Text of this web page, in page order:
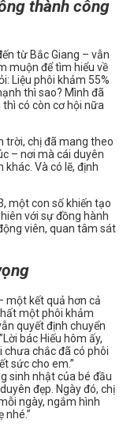
thành công
từ Bắc Giang – vẫn
muộn để tìm hiểu về
Liệu phôi khảm 55%
thì sao? Mình đã
có còn cơ hội nữa
trời, chị đã mang theo
– nơi mà cái duyên
Và có lẽ, định
một con số khiến tạo
với sự đồng hành
viên, quan tâm sát
một kết quả hơn cả
một phôi khảm
quyết định chuyển
Lời bác Hiếu hôm ấy,
chưa chắc đã có phôi
sức cho em.”
sinh nhật của bé đầu
đẹp. Ngày đó, chị
ngày, ngắm hình
nhé.”